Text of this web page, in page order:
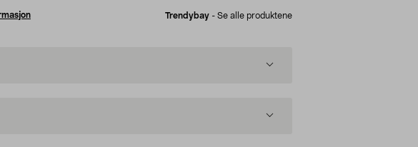
Trendybay - Se alle produktene